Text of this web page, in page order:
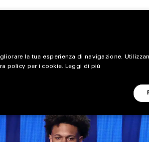
CARICA ALTRI
ALL EXTRA
la tua esperienza di navigazione.
policy per i cookie. Leggi di più